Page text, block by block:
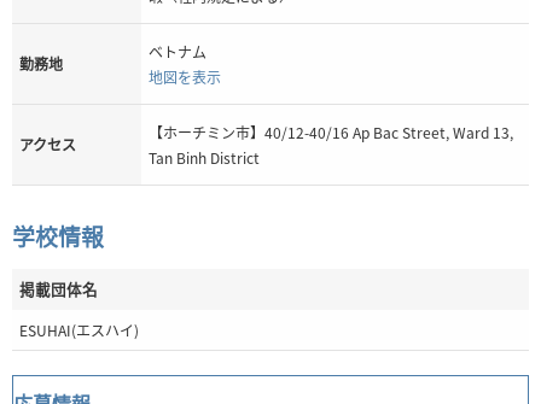
勤務地
ベトナム
地図を表示
アクセス
【ホーチミン市】40/12-40/16 Ap Bac Street, Ward 13,
Tan Binh District
学校情報
掲載団体名
ESUHAI(エスハイ)